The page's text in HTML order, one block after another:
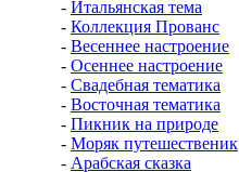
- Итальянская тема
- Коллекция Прованс
- Весеннее настроение
- Осеннее настроение
- Свадебная тематика
- Восточная тематика
- Пикник на природе
- Моряк путешественик
- Арабская сказка